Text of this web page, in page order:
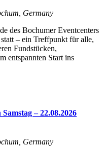
Germany
des Bochumer Eventcenters
– ein Treffpunkt für alle,
Fundstücken,
entspannten Start ins
– 22.08.2026
Germany